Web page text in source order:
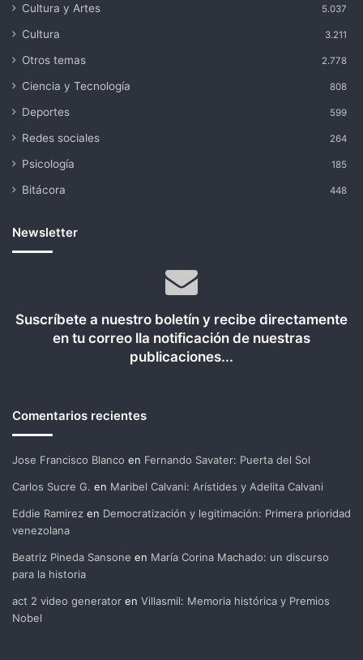
Cultura y Artes 5.037
Cultura 3.211
Otros temas 2.778
Ciencia y Tecnología 808
Deportes 599
Redes sociales 264
Psicología 185
Bitácora 448
Newsletter
Suscríbete a nuestro boletín y recibe directamente
en tu correo lla notificación de nuestras
publicaciones...
Comentarios recientes
Jose Francisco Blanco en Fernando Savater: Puerta del Sol
Carlos Sucre G. en Maribel Calvani: Arístides y Adelita Calvani
Eddie Ramirez en Democratización y legitimación: Primera prioridad
venezolana
Beatriz Pineda Sansone en María Corina Machado: un discurso
para la historia
act 2 video generator en Villasmil: Memoria histórica y Premios
Nobel